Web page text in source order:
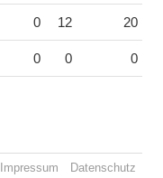
0 12 20
0 0 0
Impressum Datenschutz